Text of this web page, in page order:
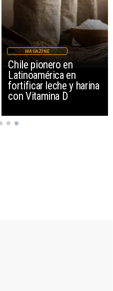
Chile pionero en
Latinoamérica en
fortificar leche y harina
con Vitamina D
MAGAZINE